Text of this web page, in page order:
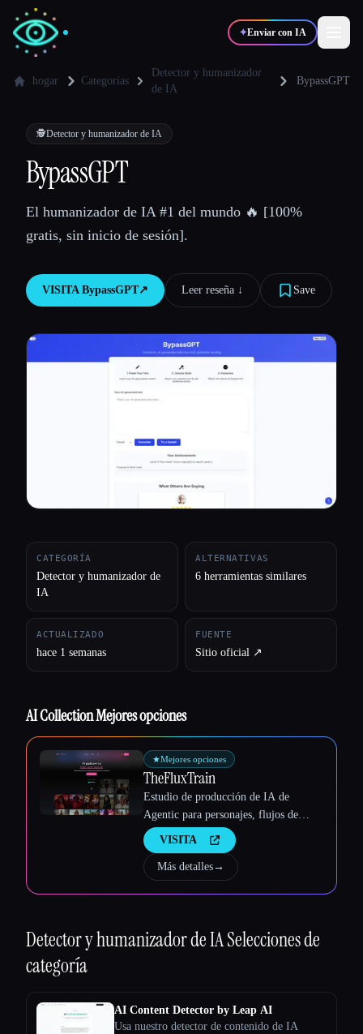
✦Enviar con IA
💻Desarrolladores
🎓Estudiantes
Comparar herramientas
Todas las categorías
hogar Categorías
Detector y humanizador
de IA
BypassGPT
🕵️Detector y humanizador de IA
BypassGPT
El humanizador de IA #1 del mundo 🔥 [100%
gratis, sin inicio de sesión].
VISITA BypassGPT↗︎ Leer reseña ↓︎ Save
CATEGORÍA
Detector y humanizador de
IA
ALTERNATIVAS
6 herramientas similares
ACTUALIZADO
hace 1 semanas
FUENTE
Sitio oficial ↗︎
AI Collection Mejores opciones
★Mejores opciones
TheFluxTrain
Estudio de producción de IA de
Agentic para personajes, flujos de
trabajo y vídeos coherentes
VISITA
Más detalles→
Detector y humanizador de IASelecciones de
categoría
AI Content Detector by Leap AI
Usa nuestro detector de contenido de IA